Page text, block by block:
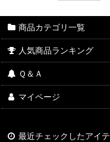
商品カテゴリ一覧
人気商品ランキング
Ｑ＆Ａ
マイページ
最近チェックしたアイテ